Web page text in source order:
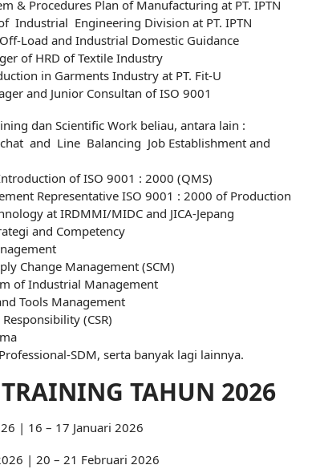
& Procedures Plan of Manufacturing at PT. IPTN
Industrial Engineering Division at PT. IPTN
Load and Industrial Domestic Guidance
of HRD of Textile Industry
in Garments Industry at PT. Fit-U
and Junior Consultan of ISO 9001
dan Scientific Work beliau, antara lain :
and Line Balancing Job Establishment and
of ISO 9001 : 2000 (QMS)
Representative ISO 9001 : 2000 of Production
at IRDMMI/MIDC and JICA-Jepang
and Competency
Change Management (SCM)
of Industrial Management
Tools Management
(CSR)
SDM, serta banyak lagi lainnya.
TAHUN 2026
| 16 – 17 Januari 2026
| 20 – 21 Februari 2026